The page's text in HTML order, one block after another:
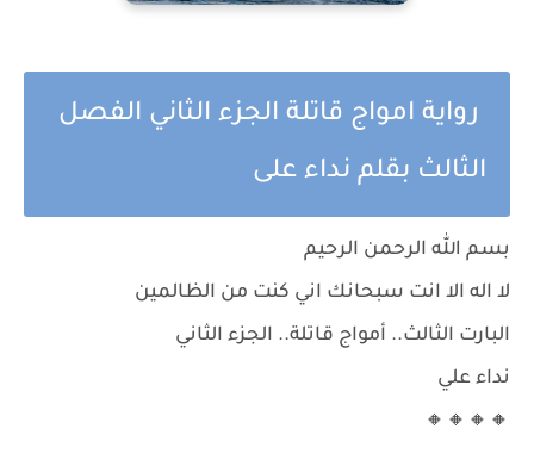
رواية امواج قاتلة الجزء الثاني الفصل
الثالث بقلم نداء على
بسم الله الرحمن الرحيم
لا اله الا انت سبحانك اني كنت من الظالمين
البارت الثالث.. أمواج قاتلة.. الجزء الثاني
نداء علي
🔸🔸🔸🔸